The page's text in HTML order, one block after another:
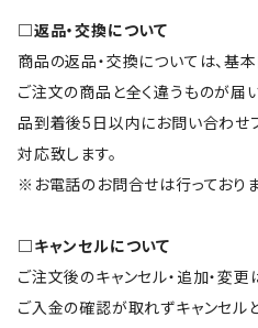
□返品・交換について
商品の返品・交換については、基
ご注文の商品と全く違うものが届
品到着後5日以内にお問い合わせ
対応致します。
※お電話のお問合せは行っておりま
□キャンセルについて
ご注文後のキャンセル・追加・変更
ご入金の確認が取れずキャンセル